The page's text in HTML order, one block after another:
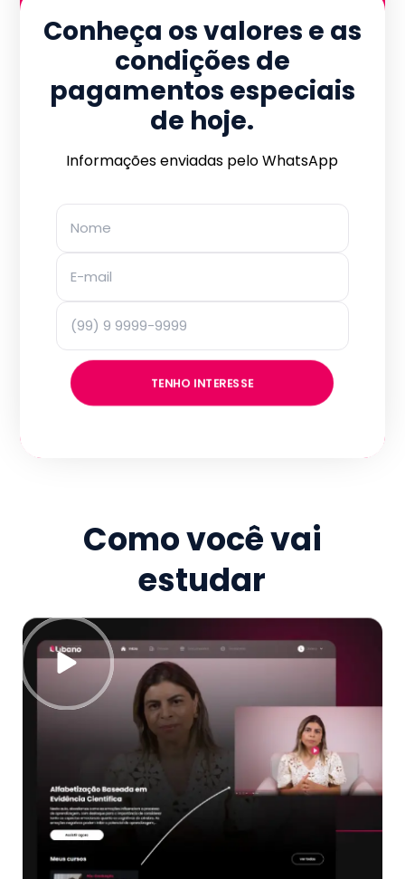
Conheça os valores e as
condições de
pagamentos especiais
de hoje.
Informações enviadas pelo WhatsApp
TENHO INTERESSE
Como você vai
estudar